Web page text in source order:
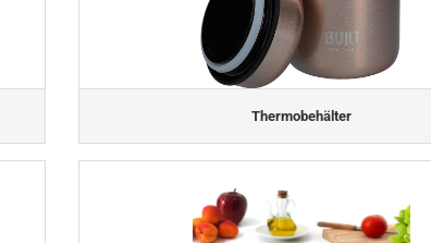
Thermobehälter